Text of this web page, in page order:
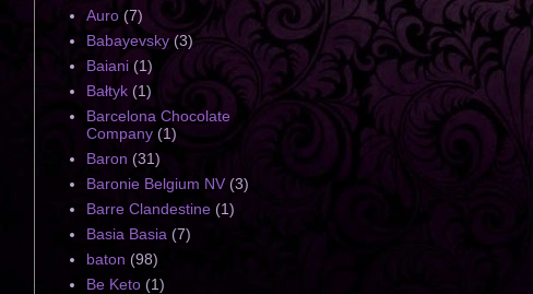
Auro (7)
Babayevsky (3)
Baiani (1)
Bałtyk (1)
Barcelona Chocolate
Company (1)
Baron (31)
Baronie Belgium NV (3)
Barre Clandestine (1)
Basia Basia (7)
baton (98)
Be Keto (1)